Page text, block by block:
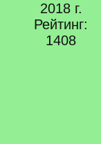
2018 г.
Рейтинг:
1408